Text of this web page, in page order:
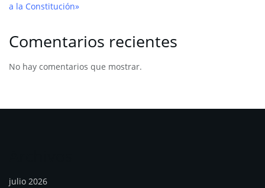
a la Constitución»
Comentarios recientes
No hay comentarios que mostrar.
julio 2026